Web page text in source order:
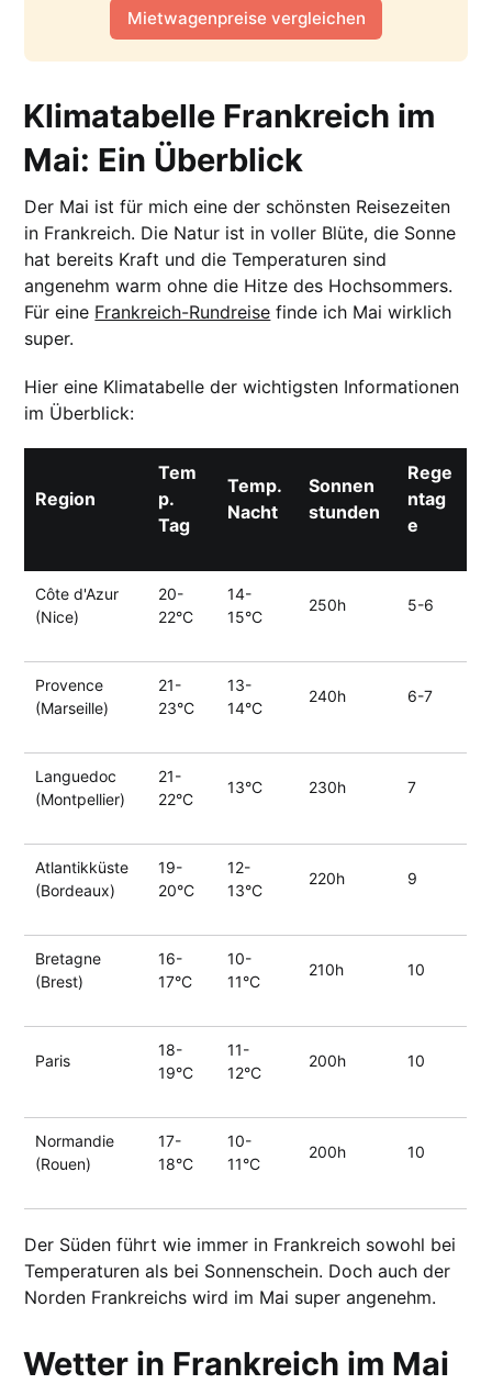
Mietwagenpreise vergleichen
Klimatabelle Frankreich im
Mai: Ein Überblick
Der Mai ist für mich eine der schönsten Reisezeiten
in Frankreich. Die Natur ist in voller Blüte, die Sonne
hat bereits Kraft und die Temperaturen sind
angenehm warm ohne die Hitze des Hochsommers.
Für eine Frankreich-Rundreise finde ich Mai wirklich
super.
Hier eine Klimatabelle der wichtigsten Informationen
im Überblick:
Region
Tem
p.
Tag
Temp.
Nacht
Sonnen
stunden
Rege
ntag
e
Côte d'Azur
(Nice)
20-
22°C
14-
15°C
250h 5-6
Provence
(Marseille)
21-
23°C
13-
14°C
240h 6-7
Languedoc
(Montpellier)
21-
22°C
13°C 230h 7
Atlantikküste
(Bordeaux)
19-
20°C
12-
13°C
220h 9
Bretagne
(Brest)
16-
17°C
10-
11°C
210h 10
Paris
18-
19°C
11-
12°C
200h 10
Normandie
(Rouen)
17-
18°C
10-
11°C
200h 10
Der Süden führt wie immer in Frankreich sowohl bei
Temperaturen als bei Sonnenschein. Doch auch der
Norden Frankreichs wird im Mai super angenehm.
Wetter in Frankreich im Mai